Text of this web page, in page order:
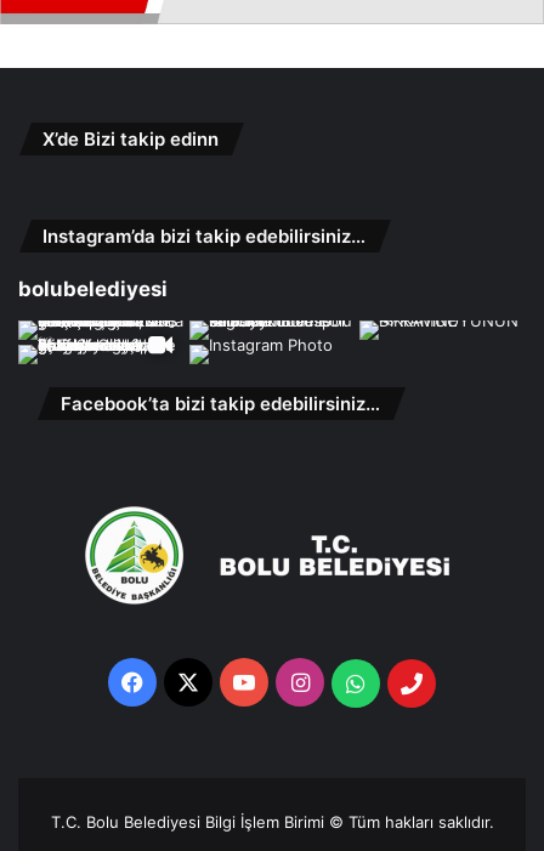
X’de Bizi takip edinn
Instagram’da bizi takip edebilirsiniz…
bolubelediyesi
Facebook’ta bizi takip edebilirsiniz…
Facebook
X YouTubeInstagramWhatsappTelefon
T.C. Bolu Belediyesi Bilgi İşlem Birimi © Tüm hakları saklıdır.